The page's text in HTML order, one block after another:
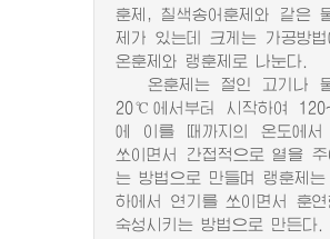
훈제, 칠색송어훈제와 같은
제가 있는데 크게는 가공방
온훈제와 랭훈제로 나눈다.
온훈제는 절인 고기나 물
20℃에서부터 시작하여
에 이를 때까지의 온도에서
쏘이면서 간접적으로 열을 주
는 방법으로 만들며 랭훈제는
하에서 연기를 쏘이면서 훈
숙성시키는 방법으로 만든다.